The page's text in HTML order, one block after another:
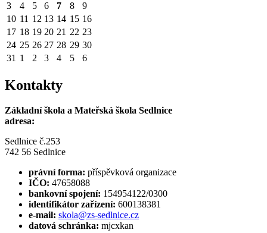
3
4 5 6 7 8
9
10 11 12 13 14 15 16
17 18 19 20 21 22 23
24 25 26 27 28 29 30
31 1 2 3 4 5 6
Kontakty
Základní škola a Mateřská škola Sedlnice
adresa:
Sedlnice č.253
742 56 Sedlnice
právní forma: příspěvková organizace
IČO: 47658088
bankovní spojení: 154954122/0300
identifikátor zařízení: 600138381
e-mail: skola@zs-sedlnice.cz
datová schránka: mjcxkan